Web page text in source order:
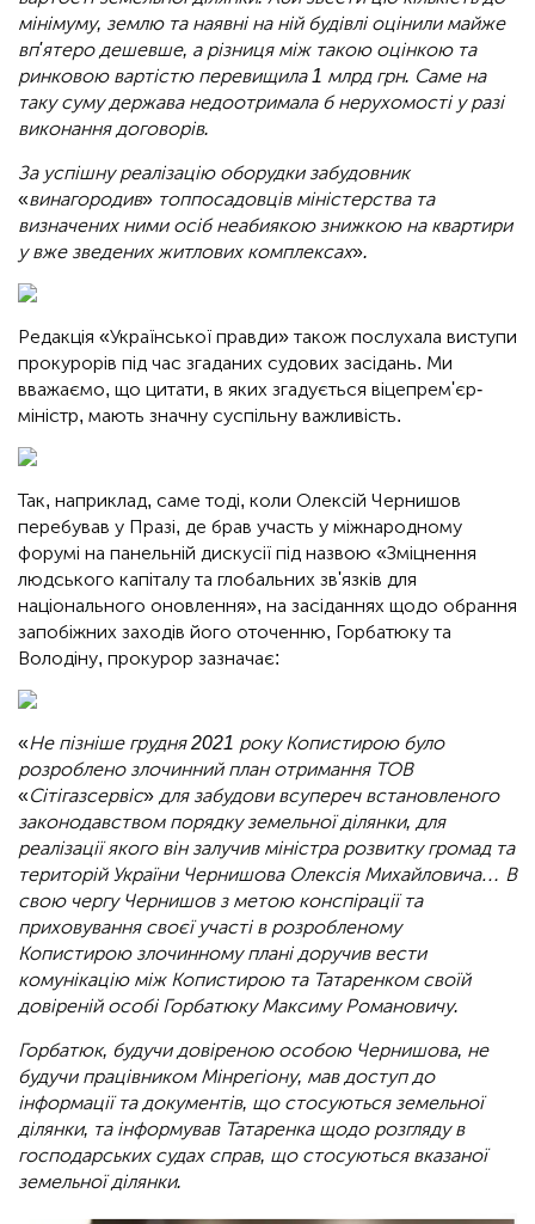
мінімуму, землю та наявні на ній будівлі оцінили майже
вп'ятеро дешевше, а різниця між такою оцінкою та
ринковою вартістю перевищила 1 млрд грн. Саме на
таку суму держава недоотримала б нерухомості у разі
виконання договорів.
За успішну реалізацію оборудки забудовник
«винагородив» топпосадовців міністерства та
визначених ними осіб неабиякою знижкою на квартири
у вже зведених житлових комплексах».
Редакція «Української правди» також послухала виступи
прокурорів під час згаданих судових засідань. Ми
вважаємо, що цитати, в яких згадується віцепрем'єр-
міністр, мають значну суспільну важливість.
Так, наприклад, саме тоді, коли Олексій Чернишов
перебував у Празі, де брав участь у міжнародному
форумі на панельній дискусії під назвою «Зміцнення
людського капіталу та глобальних зв'язків для
національного оновлення», на засіданнях щодо обрання
запобіжних заходів його оточенню, Горбатюку та
Володіну, прокурор зазначає:
«Не пізніше грудня 2021 року Копистирою було
розроблено злочинний план отримання ТОВ
«Сітігазсервіс» для забудови всупереч встановленого
законодавством порядку земельної ділянки, для
реалізації якого він залучив міністра розвитку громад та
територій України Чернишова Олексія Михайловича… В
свою чергу Чернишов з метою конспірації та
приховування своєї участі в розробленому
Копистирою злочинному плані доручив вести
комунікацію між Копистирою та Татаренком своїй
довіреній особі Горбатюку Максиму Романовичу.
Горбатюк, будучи довіреною особою Чернишова, не
будучи працівником Мінрегіону, мав доступ до
інформації та документів, що стосуються земельної
ділянки, та інформував Татаренка щодо розгляду в
господарських судах справ, що стосуються вказаної
земельної ділянки.